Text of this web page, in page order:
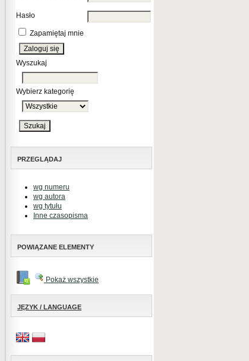
Hasło
Zapamiętaj mnie
Wyszukaj
Wybierz kategorię
PRZEGLĄDAJ
wg numeru
wg autora
wg tytułu
Inne czasopisma
POWIĄZANE ELEMENTY
Pokaż wszystkie
JĘZYK / LANGUAGE